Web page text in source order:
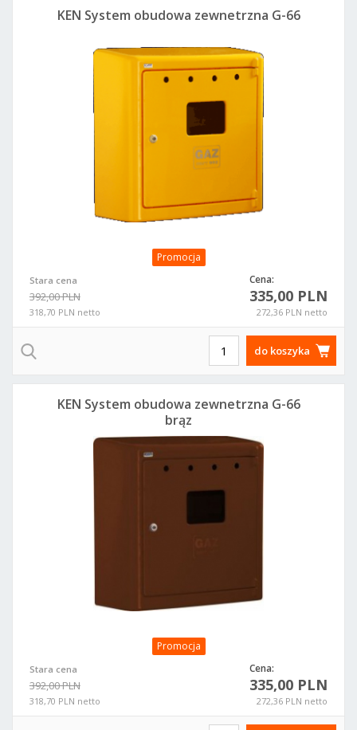
Promocja
Stara cena
392,00 PLN
318,70 PLN netto
Cena:
335,00 PLN
272,36 PLN netto
KEN System obudowa zewnetrzna G-66
do koszyka
Promocja
Stara cena
392,00 PLN
318,70 PLN netto
Cena:
335,00 PLN
272,36 PLN netto
KEN System obudowa zewnetrzna G-66
brąz